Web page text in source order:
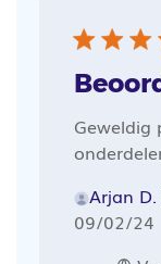
Geweldig
Arjan
09/02/24